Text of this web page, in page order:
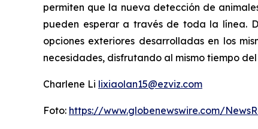
permiten que la nueva detección de
pueden esperar a través de toda la línea.
opciones exteriores desarrolladas en los
necesidades, disfrutando al mismo tiempo
Charlene Li lixiaolan15@ezviz.com
Foto: https://www.globenewswire.com/